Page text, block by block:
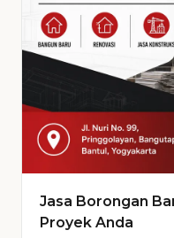
Jasa Borongan
Proyek Anda